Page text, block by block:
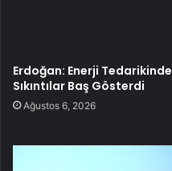
Erdoğan: Enerji Tedarikinde
Sıkıntılar Baş Gösterdi
Ağustos 6, 2026